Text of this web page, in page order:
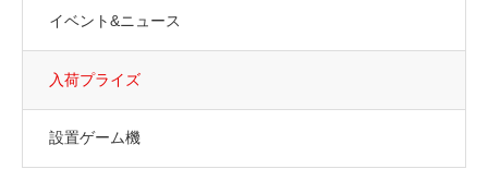
イベント&ニュース
入荷プライズ
設置ゲーム機